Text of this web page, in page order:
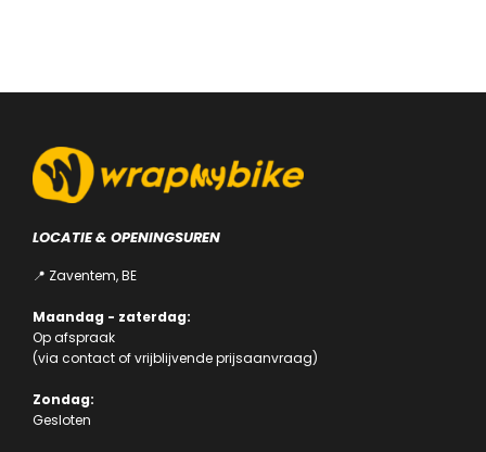
LOCATIE & OPENINGSUREN
📍 Zaventem, BE
Maandag - zaterdag:
Op afspraak
(via contactofvrijblijvende prijsaanvraag)
Zondag:
Gesloten